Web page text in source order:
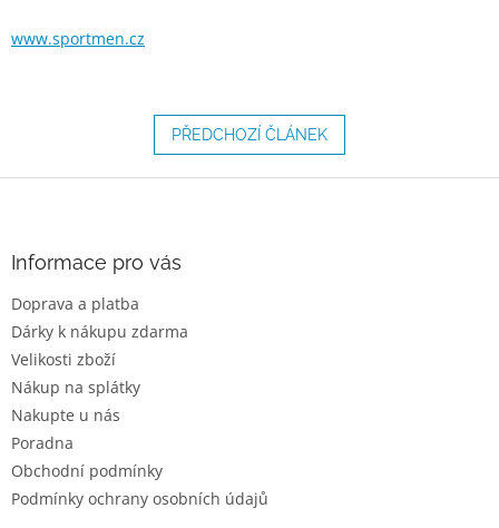
www.sportmen.cz
PŘEDCHOZÍ ČLÁNEK
Informace pro vás
Doprava a platba
Dárky k nákupu zdarma
Velikosti zboží
Nákup na splátky
Nakupte u nás
Poradna
Obchodní podmínky
Podmínky ochrany osobních údajů